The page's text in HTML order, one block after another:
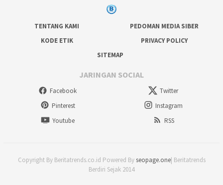
TENTANG KAMI
PEDOMAN MEDIA SIBER
KODE ETIK
PRIVACY POLICY
SITEMAP
JARINGAN SOCIAL
Facebook
Twitter
Pinterest
Instagram
Youtube
RSS
Copyright By Beritatrends.co.id Powered Byseopage.one| Beritatrends
Berdiri Sejak 2014